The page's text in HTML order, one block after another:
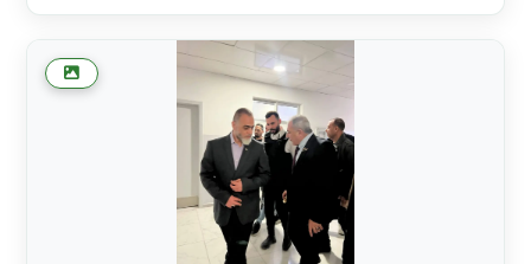
(English) * Description Existing Media
Attachments في اطار تطوير القطاع الصحي:
السفير الاسعد وابو العينين وشديد يتفقدون